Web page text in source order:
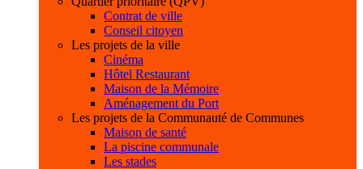
Contrat de ville
Conseil citoyen
Les projets de la ville
Cinéma
Hôtel Restaurant
Maison de la Mémoire
Aménagement du Port
Les projets de la Communauté de Communes
Maison de santé
La piscine communale
Les stades